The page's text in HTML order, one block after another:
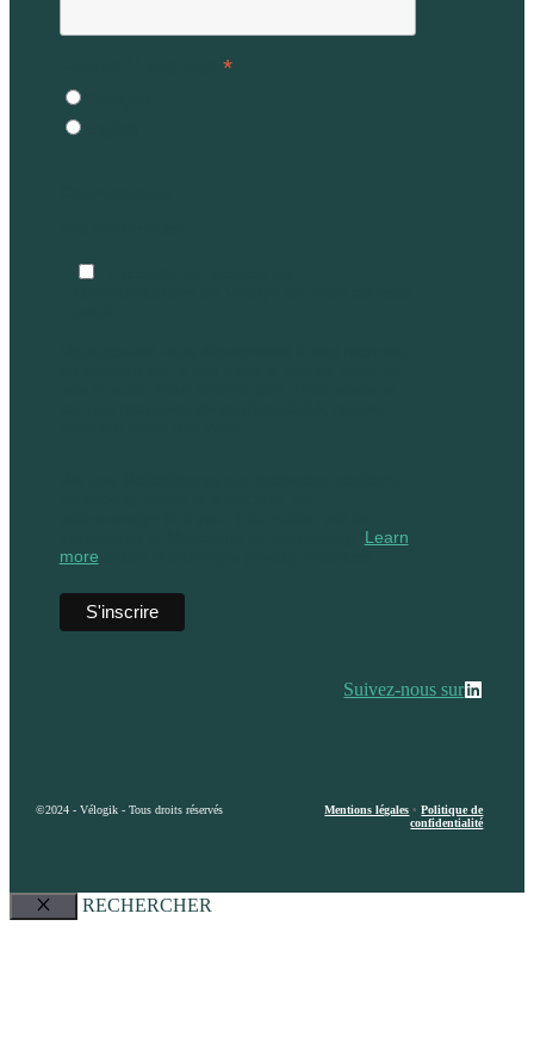
*
Learn
more
Suivez-nous sur
©2024 - Vélogik - Tous droits réservés Mentions légales •Politique de
confidentialité
Fermer
RECHERCHER